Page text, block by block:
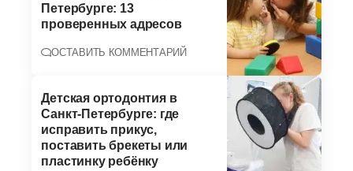
Петербурге: 13
проверенных адресов
ОСТАВИТЬ КОММЕНТАРИЙ
Детская ортодонтия в
Санкт-Петербурге: где
исправить прикус,
поставить брекеты или
пластинку ребёнку